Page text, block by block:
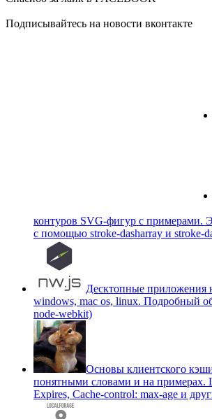
Подписывайтесь на новости вконтакте
контуров SVG-фигур с примерами.
c помощью stroke-dasharray и stroke-
Десктопные приложения
windows, mac os, linux. Подробный
node-webkit)
Основы клиентского
понятными словами и на примерах.
Expires, Cache-control: max-age и